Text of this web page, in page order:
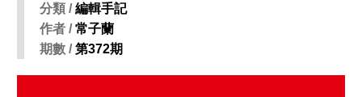
分類 /編輯手記
作者 /常子蘭
期數 /第372期